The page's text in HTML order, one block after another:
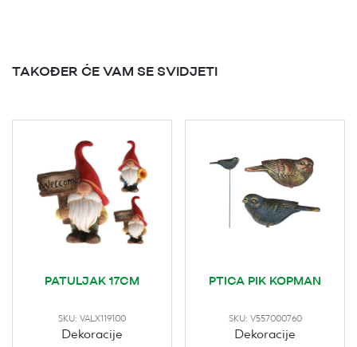
TAKOĐER ĆE VAM SE SVIDJETI
PATULJAK 17CM
SKU: VALX119100
Dekoracije
PTICA PIK KOPMAN
SKU: V557000760
Dekoracije